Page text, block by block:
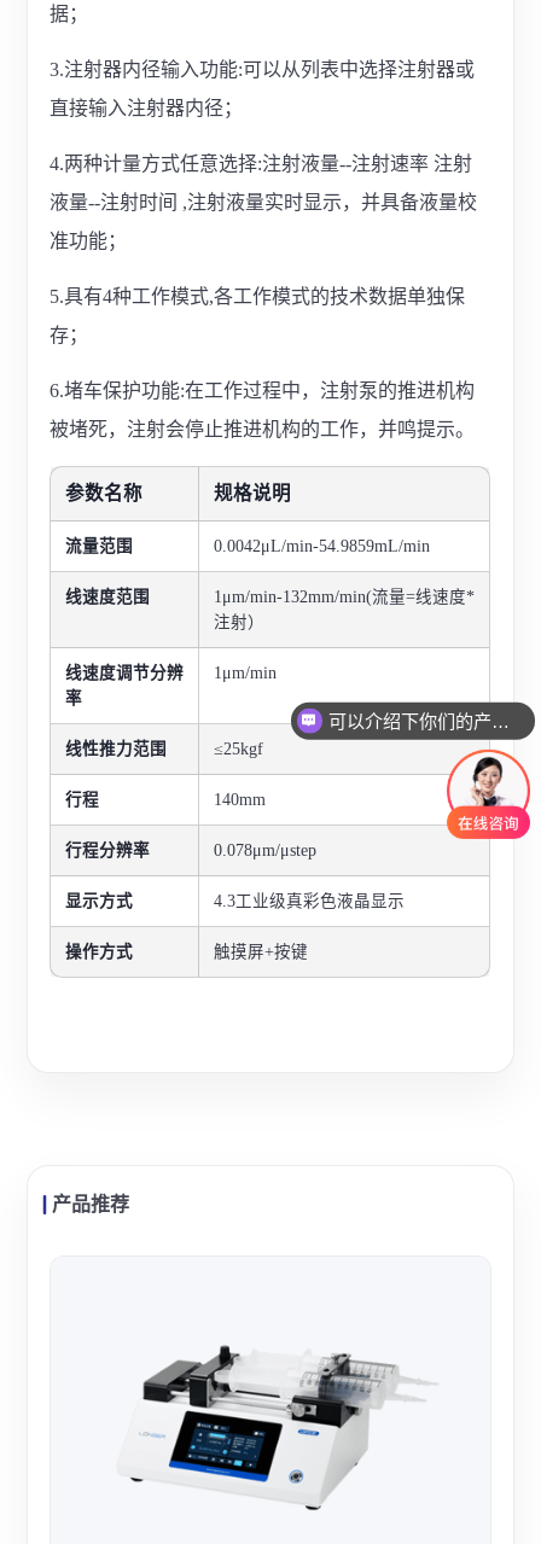
据；
3.注射器内径输入功能:可以从列表中选择注射器或
直接输入注射器内径；
4.两种计量方式任意选择:注射液量--注射速率 注射
液量--注射时间 ,注射液量实时显示，并具备液量校
准功能；
5.具有4种工作模式,各工作模式的技术数据单独保
存；
6.堵车保护功能:在工作过程中，注射泵的推进机构
被堵死，注射会停止推进机构的工作，并鸣提示。
参数名称 规格说明
流量范围 0.0042μL/min-54.9859mL/min
线速度范围
1μm/min-132mm/min(流量=线速度*
注射）
线速度调节分辨
率
1μm/min
线性推力范围 ≤25kgf
行程 140mm
行程分辨率 0.078μm/μstep
显示方式 4.3工业级真彩色液晶显示
操作方式 触摸屏+按键
产品推荐